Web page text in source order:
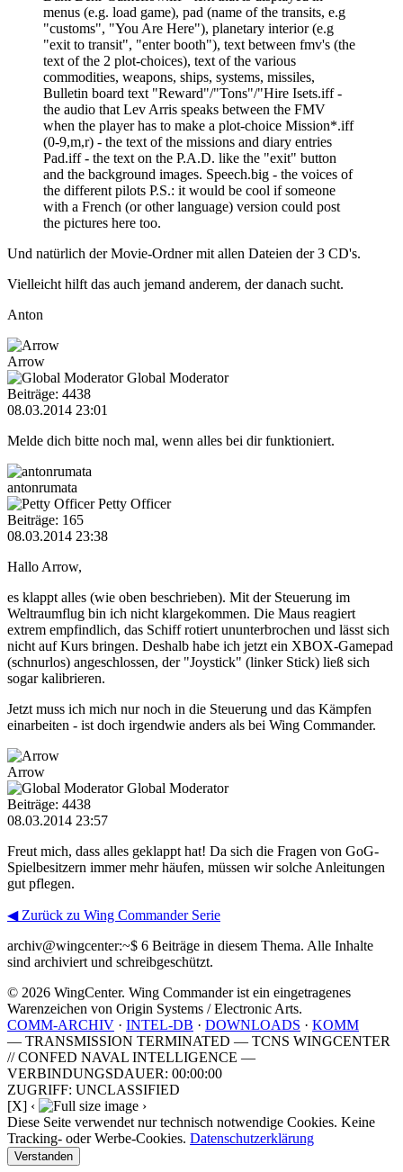
menus (e.g. load game), pad (name of the transits, e.g
"customs", "You Are Here"), planetary interior (e.g
"exit to transit", "enter booth"), text between fmv's (the
text of the 2 plot-choices), text of the various
commodities, weapons, ships, systems, missiles,
Bulletin board text "Reward"/"Tons"/"Hire Isets.iff -
the audio that Lev Arris speaks between the FMV
when the player has to make a plot-choice Mission*.iff
(0-9,m,r) - the text of the missions and diary entries
Pad.iff - the text on the P.A.D. like the "exit" button
and the background images. Speech.big - the voices of
the different pilots P.S.: it would be cool if someone
with a French (or other language) version could post
the pictures here too.
Und natürlich der Movie-Ordner mit allen Dateien der 3 CD's.
Vielleicht hilft das auch jemand anderem, der danach sucht.
Anton
Arrow
Global Moderator
Beiträge: 4438
08.03.2014 23:01
Melde dich bitte noch mal, wenn alles bei dir funktioniert.
antonrumata
Petty Officer
Beiträge: 165
08.03.2014 23:38
Hallo Arrow,
es klappt alles (wie oben beschrieben). Mit der Steuerung im
Weltraumflug bin ich nicht klargekommen. Die Maus reagiert
extrem empfindlich, das Schiff rotiert ununterbrochen und lässt sich
nicht auf Kurs bringen. Deshalb habe ich jetzt ein XBOX-Gamepad
(schnurlos) angeschlossen, der "Joystick" (linker Stick) ließ sich
sogar kalibrieren.
Jetzt muss ich mich nur noch in die Steuerung und das Kämpfen
einarbeiten - ist doch irgendwie anders als bei Wing Commander.
Arrow
Global Moderator
Beiträge: 4438
08.03.2014 23:57
Freut mich, dass alles geklappt hat! Da sich die Fragen von GoG-
Spielbesitzern immer mehr häufen, müssen wir solche Anleitungen
gut pflegen.
◀ Zurück zu Wing Commander Serie
archiv@wingcenter:~$ 6 Beiträge in diesem Thema. Alle Inhalte
sind archiviert und schreibgeschützt.
© 2026 WingCenter. Wing Commander ist ein eingetragenes
Warenzeichen von Origin Systems / Electronic Arts.
COMM-ARCHIV · INTEL-DB · DOWNLOADS · KOMM
— TRANSMISSION TERMINATED — TCNS WINGCENTER
// CONFED NAVAL INTELLIGENCE —
VERBINDUNGSDAUER: 00:00:00
ZUGRIFF: UNCLASSIFIED
[X] ‹
›
Diese Seite verwendet nur technisch notwendige Cookies. Keine
Tracking- oder Werbe-Cookies. Datenschutzerklärung
Verstanden